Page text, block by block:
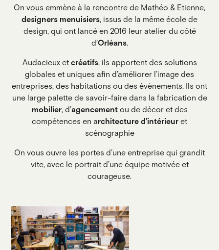
On vous emmène à la rencontre de Mathéo & Etienne,
designers menuisiers, issus de la même école de
design, qui ont lancé en 2016 leur atelier du côté
d’Orléans.
Audacieux etcréatifs, ils apportent des solutions
globales et uniques afin d’améliorer l’image des
entreprises, des habitations ou des évènements. Ils ont
une large palette de savoir-faire dans la fabrication de
mobilier, d’agencementou de décor et des
compétences en architecture d’intérieuret
scénographie
On vous ouvre les portes d’une entreprise qui grandit
vite, avec le portrait d’une équipe motivée et
courageuse.